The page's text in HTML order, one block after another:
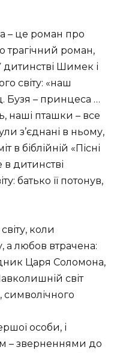
– це роман про
трагічний роман,
дитинстві Шимек і
світу: «наш
Бузя – принцеса …
наші пташки – все
з’єднані в ньому,
в біблійній «Пісні
дитинстві
батько її потонув,
коли
а любов втрачена:
Царя Соломона,
світ
символічного
особи, і
– зверненнями до